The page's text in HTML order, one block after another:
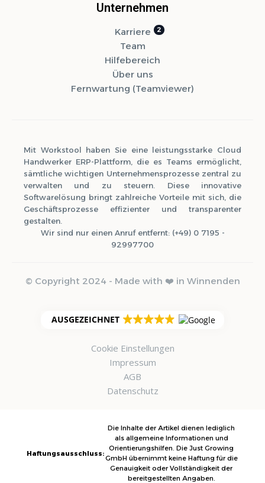
Unternehmen
Karriere
Team
Hilfebereich
Über uns
Fernwartung (Teamviewer)
Mit Workstool haben Sie eine leistungsstarke Cloud
Handwerker ERP-Plattform, die es Teams ermöglicht,
sämtliche wichtigen Unternehmensprozesse zentral zu
verwalten und zu steuern. Diese innovative
Softwarelösung bringt zahlreiche Vorteile mit sich, die
Geschäftsprozesse effizienter und transparenter
gestalten.
Wir sind nur einen Anruf entfernt: (+49) 0 7195 -
92997700
© Copyright 2024 - Made with ❤️ in Winnenden
AUSGEZEICHNET
Cookie Einstellungen
Impressum
AGB
Datenschutz
Haftungsausschluss:
Die Inhalte der Artikel dienen lediglich
als allgemeine Informationen und
Orientierungshilfen. Die Just Growing
GmbH übernimmt keine Haftung für die
Genauigkeit oder Vollständigkeit der
bereitgestellten Angaben.